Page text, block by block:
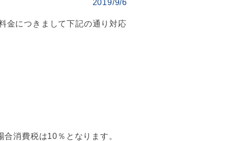
2019/9/6
金につきまして下記の通り対応
消費税は10％となります。